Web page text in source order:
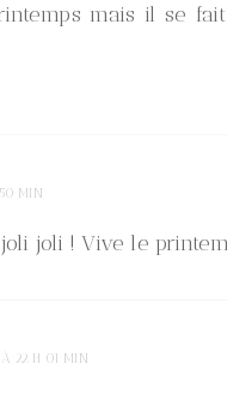
mais il se
MIN
joli ! Vive le
À 22 H 01 MIN